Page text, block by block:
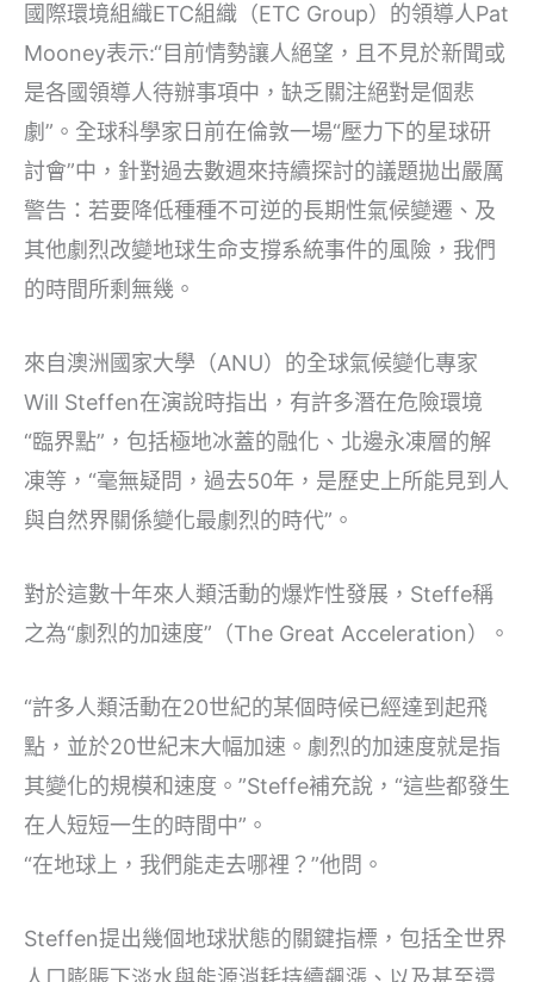
國際環境組織ETC組織（ETC Group）的領導人Pat
Mooney表示:“目前情勢讓人絕望，且不見於新聞或
是各國領導人待辦事項中，缺乏關注絕對是個悲
劇”。全球科學家日前在倫敦一場“壓力下的星球研
討會”中，針對過去數週來持續探討的議題拋出嚴厲
警告：若要降低種種不可逆的長期性氣候變遷、及
其他劇烈改變地球生命支撐系統事件的風險，我們
的時間所剩無幾。
來自澳洲國家大學（ANU）的全球氣候變化專家
Will Steffen在演說時指出，有許多潛在危險環境
“臨界點”，包括極地冰蓋的融化、北邊永凍層的解
凍等，“毫無疑問，過去50年，是歷史上所能見到人
與自然界關係變化最劇烈的時代”。
對於這數十年來人類活動的爆炸性發展，Steffe稱
之為“劇烈的加速度”（The Great Acceleration）。
“許多人類活動在20世紀的某個時候已經達到起飛
點，並於20世紀末大幅加速。劇烈的加速度就是指
其變化的規模和速度。”Steffe補充說，“這些都發生
在人短短一生的時間中”。
“在地球上，我們能走去哪裡？”他問。
Steffen提出幾個地球狀態的關鍵指標，包括全世界